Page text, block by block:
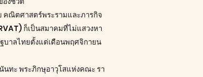
คณิตศาสตร์พระรามและภารกิจ
ก็เป็นสมาคมที่ไม่แสวงหา
บาลไทยตั้งแต่เดือนพฤศจิกายน
นทะ พระภิกษุอาวุโสแห่งคณะ รา